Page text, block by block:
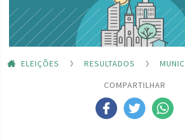
ELEIÇÕES RESULTADOS
COMPARTILHAR